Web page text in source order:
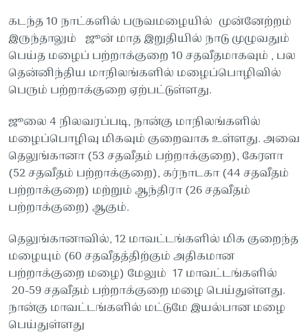
கடந்த 10 நாட்களில் பருவமழையில் முன்னேற்றம்
இருந்தாலும் ஜூன் மாத இறுதியில் நாடு முழுவதும்
பெய்த மழைப் பற்றாக்குறை 10 சதவீதமாகவும் , பல
தென்னிந்திய மாநிலங்களில் மழைப்பொழிவில்
பெரும் பற்றாக்குறை ஏற்பட்டுள்ளது.
ஜூலை 4 நிலவரப்படி, நான்கு மாநிலங்களில்
மழைப்பொழிவு மிகவும் குறைவாக உள்ளது. அவை
தெலுங்கானா (53 சதவீதம் பற்றாக்குறை), கேரளா
(52 சதவீதம் பற்றாக்குறை), கர்நாடகா (44 சதவீதம்
பற்றாக்குறை) மற்றும் ஆந்திரா (26 சதவீதம்
பற்றாக்குறை) ஆகும்.
தெலுங்கானாவில், 12 மாவட்டங்களில் மிக குறைந்த
மழையும் (60 சதவீதத்திற்கும் அதிகமான
பற்றாக்குறை மழை) மேலும் 17 மாவட்டங்களில்
20-59 சதவீதம் பற்றாக்குறை மழை பெய்துள்ளது.
நான்கு மாவட்டங்களில் மட்டுமே இயல்பான மழை
பெய்துள்ளது